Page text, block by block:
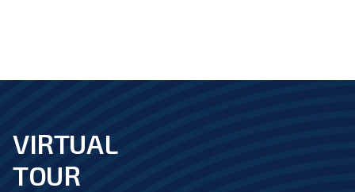
footer
VIRTUAL
TOUR